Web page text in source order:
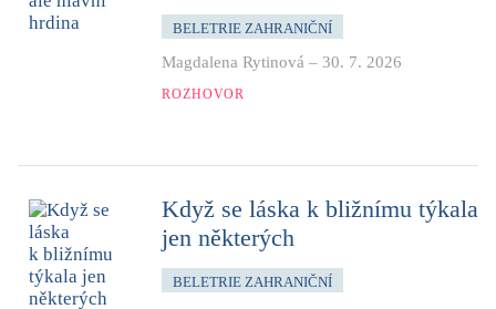
BELETRIE ZAHRANIČNÍ
Magdalena Rytinová – 30. 7. 2026
ROZHOVOR
Když se láska k bližnímu týkala
jen některých
BELETRIE ZAHRANIČNÍ